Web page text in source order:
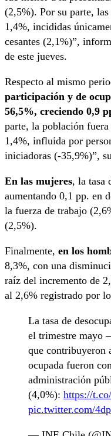
(2,5%). Por su parte, las
1,4%, incididas
cesantes (2,1%)”,
de este jueves.
Respecto al mismo
participación y de
56,5%, creciendo 0,9
parte, la población
1,4%, influida por
iniciadoras (-35,9%)”,
En las mujeres, la tasa
aumentando 0,1 pp. en
la fuerza de trabajo
(2,5%).
Finalmente, en los
8,3%, con una
raíz del incremento de
al 2,6% registrado por
La tasa de
el trimestre mayo
que contribuyeron
ocupada fueron
administración
(4,0%): https://
pic.twitter.com/